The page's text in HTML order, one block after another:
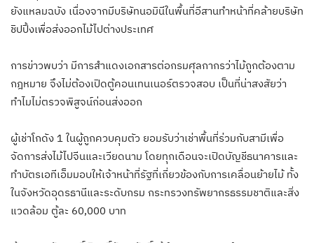
ยังแหลมฉบัง เนื่องจากมีบริษัทนอมินีในพื้นที่อีสานทำหน้าที่คล้ายบริษัท
ชิปปิ้งเพื่อส่งออกไม้ไปต่างประเทศ
การข่าวพบว่า มีการสำแดงเอกสารต่อกรมศุลกากรว่าไม้ถูกต้องตาม
กฎหมาย จึงไม่ต้องเปิดตู้คอนเทนเนอร์ตรวจสอบ เป็นที่น่าสงสัยว่า
ทำไมไม่ตรวจพิสูจน์ก่อนส่งออก
ผู้เช่าโกดัง 1 ในผู้ถูกควบคุมตัว ยอมรับว่าเช่าพื้นที่ร่วมกับสามีเพื่อ
จัดการส่งไม้ไปจีนและเวียดนาม โดยทุกเดือนจะเปิดบัญชีธนาคารและ
ทำบัตรเอทีเอ็มมอบให้เจ้าหน้าที่รัฐที่เกี่ยวข้องกับการเคลื่อนย้ายไม้ ทั้ง
ในจังหวัดอุดรธานีและระดับกรม กระทรวงทรัพยากรธรรมชาติและสิ่ง
แวดล้อม ตู้ละ 60,000 บาท